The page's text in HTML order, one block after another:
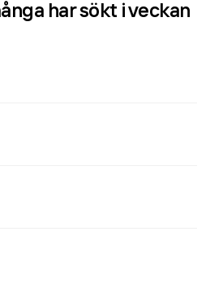
har sökt i veckan